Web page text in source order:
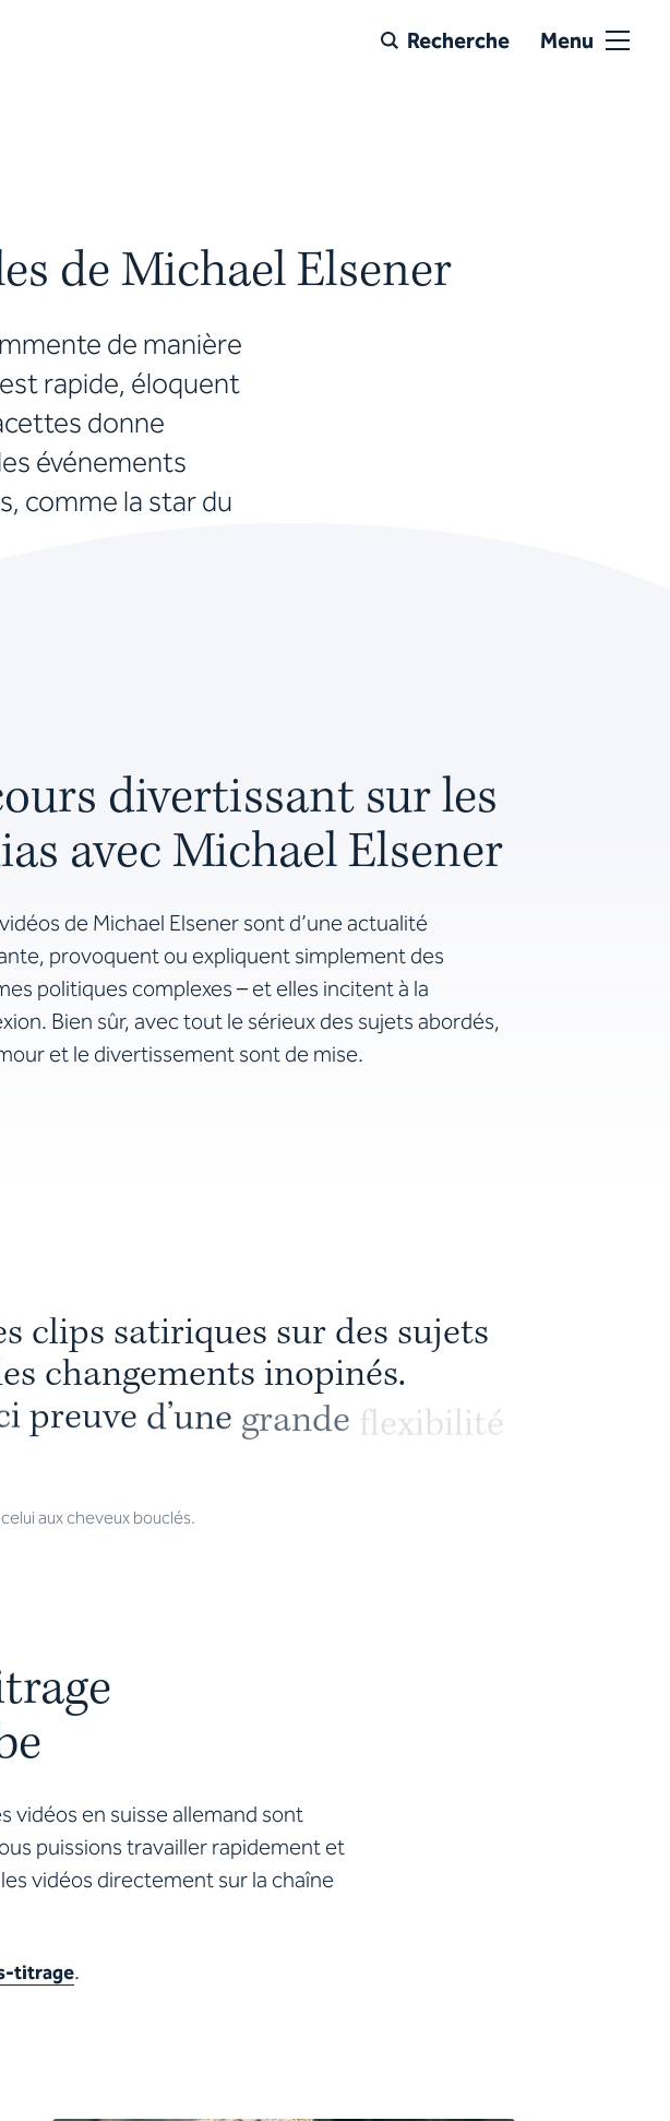
Recherche Menu
de Michael Elsener
de manière
rapide, éloquent
donne
événements
comme la star du
divertissant sur les
avec Michael Elsener
de Michael Elsener sont d’une actualité
provoquent ou expliquent simplement des
politiques complexes – et elles incitent à la
Bien sûr, avec tout le sérieux des sujets abordés,
et le divertissement sont de mise.
s clips satiriques sur des sujets
es changements inopinés.
i preuve d’une grande flexibilité
aux cheveux bouclés.
vidéos en suisse allemand sont
puissions travailler rapidement et
vidéos directement sur la chaîne
titrage.